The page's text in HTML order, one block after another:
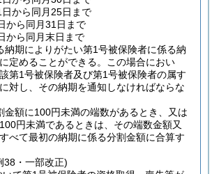
から同月25日まで
ら同月31日まで
ら同月末日まで
納期によりがたい第1号被保険者に係る納
定めることができる。
この場合におい
第1号被保険者及び第1号被保険者の属す
対し、その納期を通知しなければならな
金額に100円未満の端数があるとき、又は
円未満であるときは、その端数金額又
べて最初の納期に係る分割金額に合算す
38・一部改正)